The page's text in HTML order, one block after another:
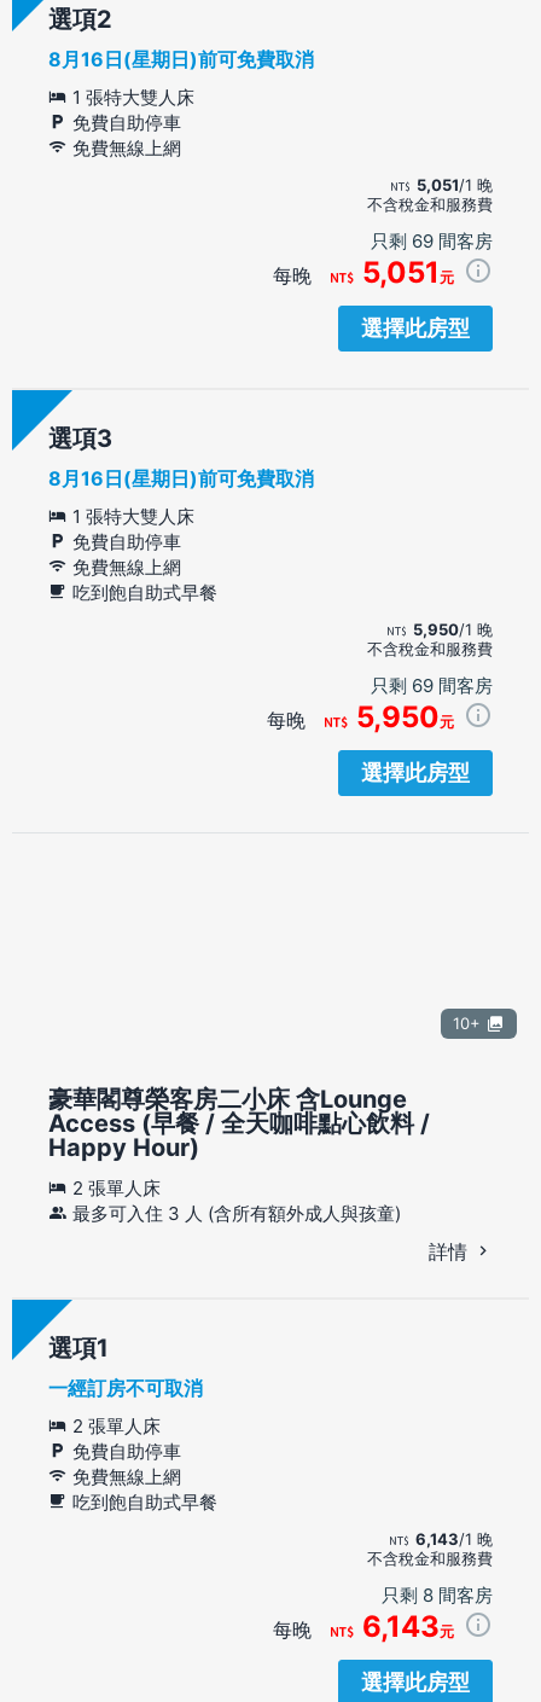
選項
8月16日(星期日)前可免費取消
1 張特大雙人床
免費自助停車
免費無線上網
5,051/1 晚
不含稅金和服務費
只剩 69 間客房
每晚 5,051 元
選擇此房型
選項
8月16日(星期日)前可免費取消
1 張特大雙人床
免費自助停車
免費無線上網
吃到飽自助式早餐
5,950/1 晚
不含稅金和服務費
只剩 69 間客房
每晚 5,950元
選擇此房型
10+
豪華閣尊榮客房二小床 含Lounge
Access (早餐 / 全天咖啡點心飲料 /
Happy Hour)
2 張單人床
最多可入住 3 人 (含所有額外成人與孩童)
詳情
選項
一經訂房不可取消
2 張單人床
免費自助停車
免費無線上網
吃到飽自助式早餐
6,143/1 晚
不含稅金和服務費
只剩 8 間客房
每晚 6,143元
選擇此房型